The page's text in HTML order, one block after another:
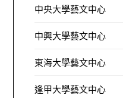
中央大學藝文中心
中興大學藝文中心
東海大學藝文中心
逢甲大學藝文中心